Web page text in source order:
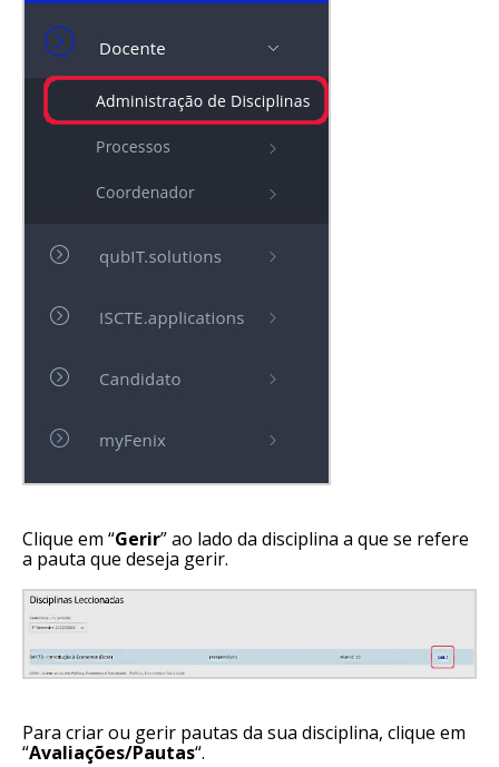
Clique em “Gerir” ao lado da disciplina a que se refere
a pauta que deseja gerir.
Para criar ou gerir pautas da sua disciplina, clique em
“Avaliações/Pautas“.